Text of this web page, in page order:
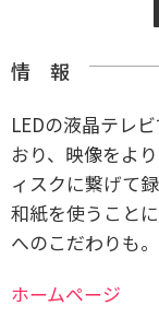
情 報
LEDの液晶テレ
おり、映像をよ
ィスクに繋げて
和紙を使うこと
へのこだわりも
ホームページ